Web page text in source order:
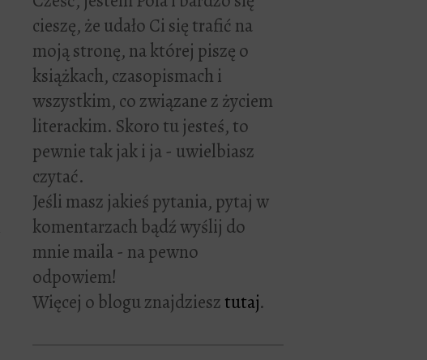
cieszę, że udało Ci się trafić na
moją stronę, na której piszę o
książkach, czasopismach i
wszystkim, co związane z życiem
literackim. Skoro tu jesteś, to
pewnie tak jak i ja - uwielbiasz
czytać.
Jeśli masz jakieś pytania, pytaj w
komentarzach bądź wyślij do
mnie maila - na pewno
odpowiem!
Więcej o blogu znajdziesztutaj.